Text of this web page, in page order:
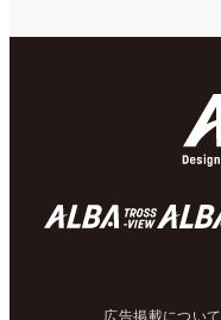
広告掲載について